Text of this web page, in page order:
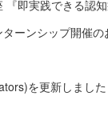
即実践できる認
ーンシップ開催の
を更新しました